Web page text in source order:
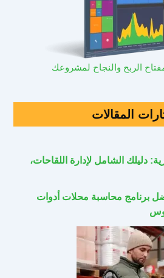
الربح والنجاح لمشروعك
المقالات
دليلك الشامل لإدارة اللقاحات،
برنامج محاسبة محلات أدوات